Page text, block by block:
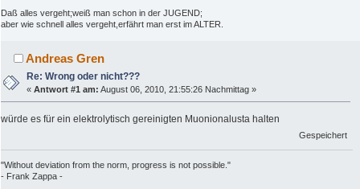
Daß alles vergeht;weiß man schon in der JUGEND;
aber wie schnell alles vergeht,erfährt man erst im ALTER.
Andreas Gren
Re: Wrong oder nicht???
«Antwort #1 am: August 06, 2010, 21:55:26 Nachmittag »
würde es für ein elektrolytisch gereinigten Muonionalusta halten
Gespeichert
"Without deviation from the norm, progress is not possible."
- Frank Zappa -